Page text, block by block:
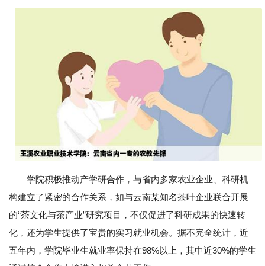
学院积极推动产学研合作，与省内多家农业企业、科研机
构建立了紧密的合作关系，如与云南某知名茶叶企业联合开展
的“茶文化与茶产业”研究项目，不仅促进了科研成果的快速转
化，还为学生提供了宝贵的实习就业机会。据不完全统计，近
五年内，学院毕业生就业率保持在98%以上，其中近30%的学生